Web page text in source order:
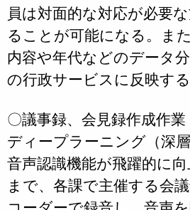
員は対面的な対応が必要
ることが可能になる。ま
内容や年代などのデータ
の行政サービスに反映す
〇議事録、会見録作成作業
ディープラーニング（深
音声認識機能が飛躍的に
まで、各課で主催する会